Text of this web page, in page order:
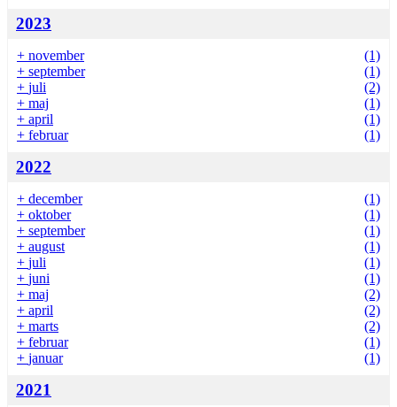
2023
+ november
(1)
+ september
(1)
+ juli
(2)
+ maj
(1)
+ april
(1)
+ februar (1)
2022
+ december
(1)
+ oktober
(1)
+ september
(1)
+ august
(1)
+ juli
(1)
+ juni
(1)
+ maj
(2)
+ april
(2)
+ marts
(2)
+ februar
(1)
+ januar (1)
2021